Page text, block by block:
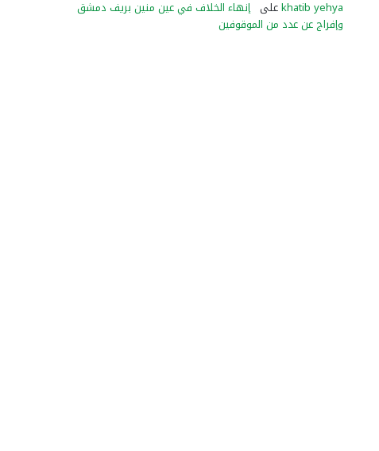
khatib yehyaعلى إنهاء الخلاف في عين منين بريف دمشق
وإفراج عن عدد من الموقوفين